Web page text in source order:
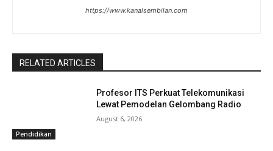
https://www.kanalsembilan.com
RELATED ARTICLES
Pendidikan
Profesor ITS Perkuat Telekomunikasi
Lewat Pemodelan Gelombang Radio
August 6, 2026